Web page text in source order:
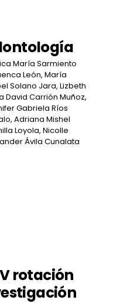
María Sarmiento
León, María
Solano Jara, Lizbeth
David Carrión Muñoz,
Gabriela Ríos
Adriana Mishel
Loyola, Nicolle
Ávila Cunalata
rotación